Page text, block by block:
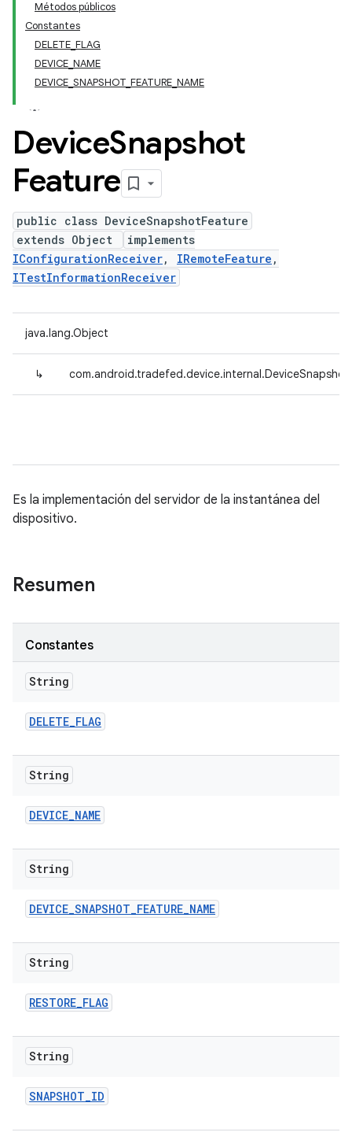
Métodos públicos
Constantes
DELETE_FLAG
DEVICE_NAME
DEVICE_SNAPSHOT_FEATURE_NAME
DeviceSnapshot
Feature
public class DeviceSnapshotFeature
extends Object
implements
IConfigurationReceiver, IRemoteFeature ,
ITestInformationReceiver
java.lang.Object
↳
Es la implementación del servidor de la instantánea del
dispositivo.
Resumen
Constantes
String
DELETE_FLAG
String
DEVICE_NAME
String
DEVICE_SNAPSHOT_FEATURE_NAME
String
RESTORE_FLAG
String
SNAPSHOT_ID